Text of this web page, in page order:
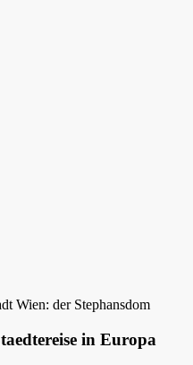
Wien: der Stephansdom
in Europa